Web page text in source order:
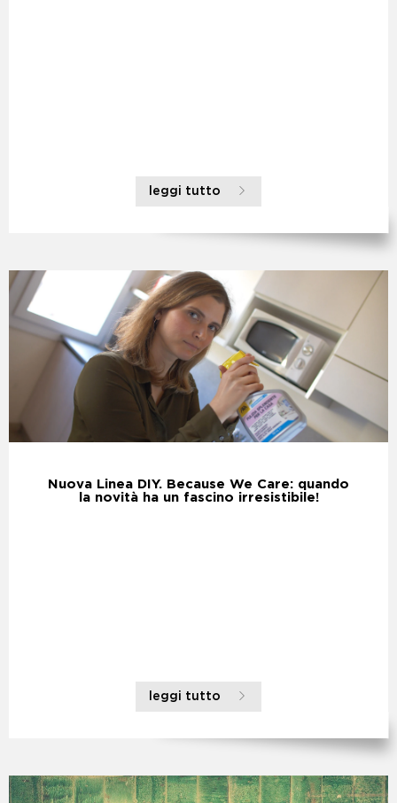
leggi tutto
Nuova Linea DIY. Because We Care: quando
la novità ha un fascino irresistibile!
leggi tutto